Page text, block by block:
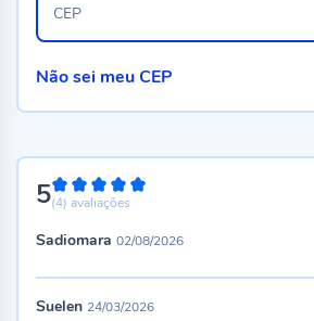
5100%
(4) avaliações
Sadiomara 02/08/2026
Suelen 24/03/2026
CEP
Não sei meu CEP